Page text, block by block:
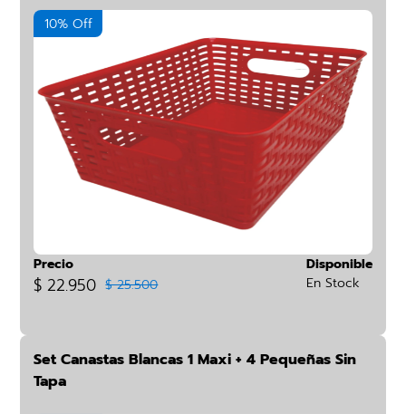
10% Off
Precio
$ 22.950 $ 25.500
Disponible
En Stock
Set Canastas Blancas 1 Maxi + 4 Pequeñas Sin
Tapa